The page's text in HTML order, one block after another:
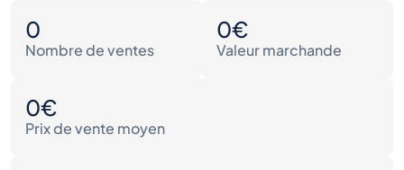
0
Nombre de ventes
0€
Valeur marchande
0€
Prix de vente moyen